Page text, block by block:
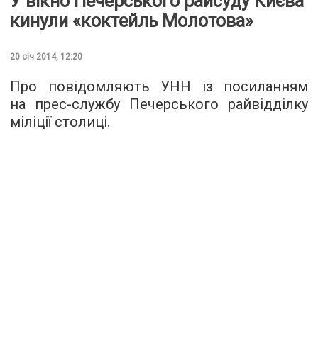
кинули «коктейль Молотова»
20 січ 2014, 12:20
Про повідомляють УНН із посиланням
на прес-службу Печерського райвідділку
міліції столиці.